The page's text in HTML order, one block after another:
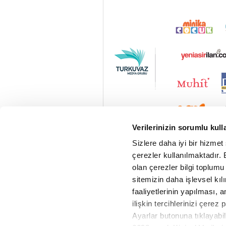
Verilerinizin sorumlu
Sizlere daha iyi bir
çerezler
olan çerezler bilgi toplumu
sitemizin daha işlevsel
faaliyetlerinin yapılması,
ilişkin tercihlerinizi çerez
Ayarlar butonuna